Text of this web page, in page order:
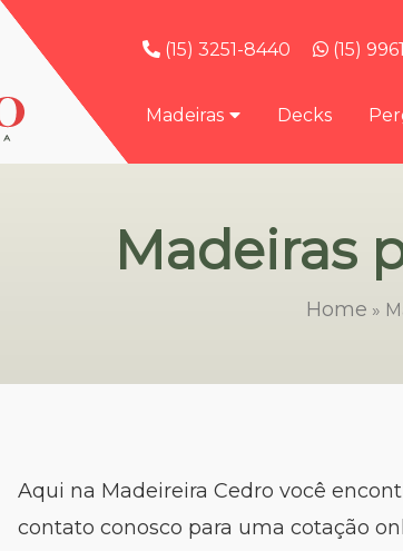
(15) 3251-8440 (15)
Madeiras Decks
Madeiras
Home »
Aqui na Madeireira Cedro você
contato conosco para uma cotação